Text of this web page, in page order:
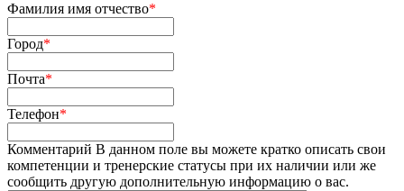
Фамилия имя отчество*
Город*
Почта*
Телефон*
Комментарий В данном поле вы можете кратко описать свои
компетенции и тренерские статусы при их наличии или же
сообщить другую дополнительную информацию о вас.